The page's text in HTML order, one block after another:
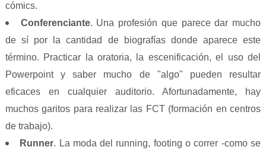
cómics.
Conferenciante. Una profesión que parece dar mucho
de sí por la cantidad de biografías donde aparece este
término. Practicar la oratoria, la escenificación, el uso del
Powerpoint y saber mucho de "algo" pueden resultar
eficaces en cualquier auditorio. Afortunadamente, hay
muchos garitos para realizar las FCT (formación en centros
de trabajo).
Runner. La moda del running, footing o correr -como se